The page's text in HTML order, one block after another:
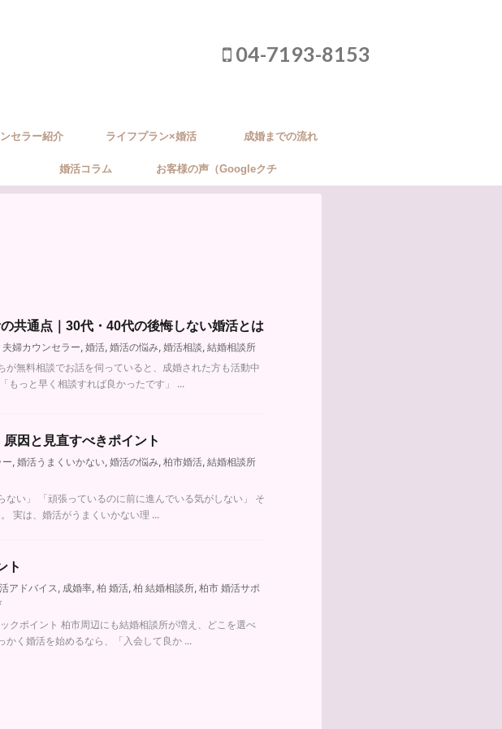
04-7193-8153
セラー紹介 ライフプラン×婚活 成婚までの流れ
婚活コラム お客様の声（Googleクチ
共通点｜30代・40代の後悔しない婚活とは
夫婦カウンセラー, 婚活, 婚活の悩み, 婚活相談, 結婚相談所
が無料相談でお話を伺っていると、成婚された方も活動中
もっと早く相談すれば良かったです」 ...
因と見直すべきポイント
, 婚活うまくいかない, 婚活の悩み, 柏市婚活, 結婚相談所
い」 「頑張っているのに前に進んでいる気がしない」 そ
実は、婚活がうまくいかない理 ...
ト
アドバイス, 成婚率, 柏 婚活, 柏 結婚相談所, 柏市 婚活サポ
クポイント 柏市周辺にも結婚相談所が増え、どこを選べ
く婚活を始めるなら、「入会して良か ...